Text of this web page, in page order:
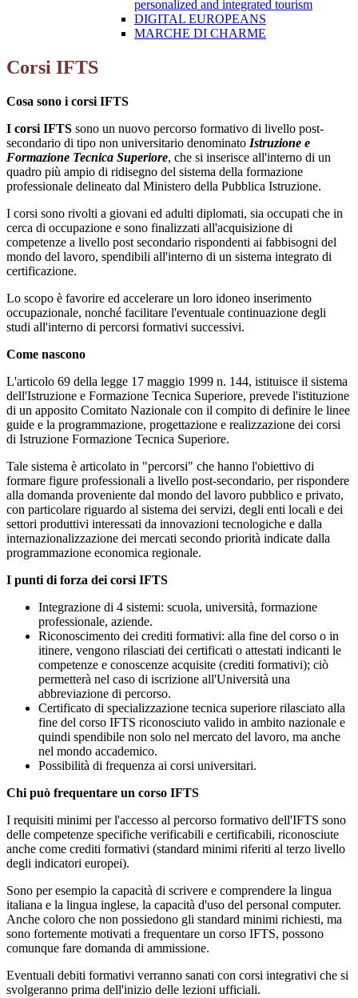
personalized and integrated tourism
DIGITAL EUROPEANS
MARCHE DI CHARME
Corsi IFTS
Cosa sono i corsi IFTS
I corsi IFTS sono un nuovo percorso formativo di livello post-
secondario di tipo non universitario denominato Istruzione e
Formazione Tecnica Superiore, che si inserisce all'interno di un
quadro più ampio di ridisegno del sistema della formazione
professionale delineato dal Ministero della Pubblica Istruzione.
I corsi sono rivolti a giovani ed adulti diplomati, sia occupati che in
cerca di occupazione e sono finalizzati all'acquisizione di
competenze a livello post secondario rispondenti ai fabbisogni del
mondo del lavoro, spendibili all'interno di un sistema integrato di
certificazione.
Lo scopo è favorire ed accelerare un loro idoneo inserimento
occupazionale, nonché facilitare l'eventuale continuazione degli
studi all'interno di percorsi formativi successivi.
Come nascono
L'articolo 69 della legge 17 maggio 1999 n. 144, istituisce il sistema
dell'Istruzione e Formazione Tecnica Superiore, prevede l'istituzione
di un apposito Comitato Nazionale con il compito di definire le linee
guide e la programmazione, progettazione e realizzazione dei corsi
di Istruzione Formazione Tecnica Superiore.
Tale sistema è articolato in "percorsi" che hanno l'obiettivo di
formare figure professionali a livello post-secondario, per rispondere
alla domanda proveniente dal mondo del lavoro pubblico e privato,
con particolare riguardo al sistema dei servizi, degli enti locali e dei
settori produttivi interessati da innovazioni tecnologiche e dalla
internazionalizzazione dei mercati secondo priorità indicate dalla
programmazione economica regionale.
I punti di forza dei corsi IFTS
Integrazione di 4 sistemi: scuola, università, formazione
professionale, aziende.
Riconoscimento dei crediti formativi: alla fine del corso o in
itinere, vengono rilasciati dei certificati o attestati indicanti le
competenze e conoscenze acquisite (crediti formativi); ciò
permetterà nel caso di iscrizione all'Università una
abbreviazione di percorso.
Certificato di specializzazione tecnica superiore rilasciato alla
fine del corso IFTS riconosciuto valido in ambito nazionale e
quindi spendibile non solo nel mercato del lavoro, ma anche
nel mondo accademico.
Possibilità di frequenza ai corsi universitari.
Chi può frequentare un corso IFTS
I requisiti minimi per l'accesso al percorso formativo dell'IFTS sono
delle competenze specifiche verificabili e certificabili, riconosciute
anche come crediti formativi (standard minimi riferiti al terzo livello
degli indicatori europei).
Sono per esempio la capacità di scrivere e comprendere la lingua
italiana e la lingua inglese, la capacità d'uso del personal computer.
Anche coloro che non possiedono gli standard minimi richiesti, ma
sono fortemente motivati a frequentare un corso IFTS, possono
comunque fare domanda di ammissione.
Eventuali debiti formativi verranno sanati con corsi integrativi che si
svolgeranno prima dell'inizio delle lezioni ufficiali.